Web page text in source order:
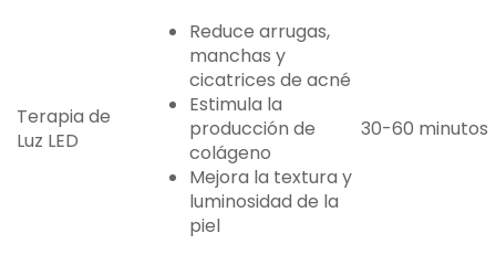
Terapia de
Luz LED
Reduce arrugas,
manchas y
cicatrices de acné
Estimula la
producción de
colágeno
Mejora la textura y
luminosidad de la
piel
30-60 minutos